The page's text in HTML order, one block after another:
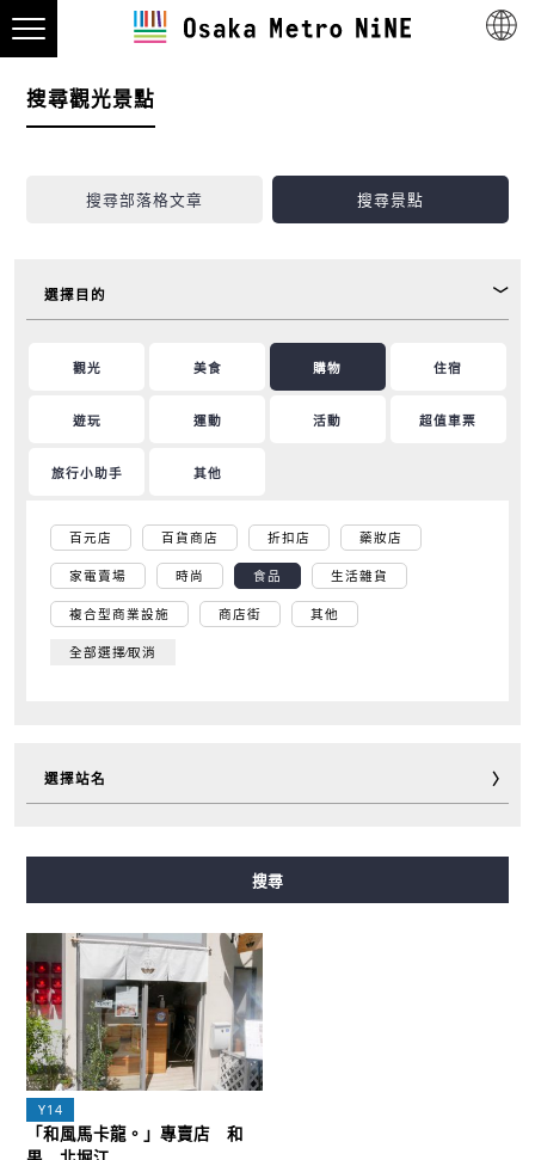
搜尋觀光景點
搜尋部落格文章 搜尋景點
選擇目的
觀光 美食 購物 住宿
遊玩 運動 活動 超值車票
旅行小助手 其他
百元店 百貨商店 折扣店 藥妝店
家電賣場 時尚 食品 生活雜貨
複合型商業設施 商店街 其他
全部選擇∕取消
選擇站名
搜尋
Y14
「和風馬卡龍。」專賣店 和